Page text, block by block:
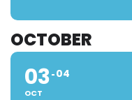
OCTOBER
03
OCT
04